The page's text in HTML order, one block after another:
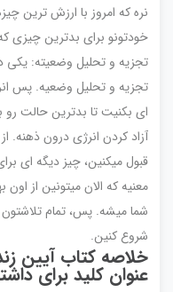
نره که امروز با ارزش ترین
خودتونو برای بدترین چیزی که
تجزیه و تحلیل وضعیته: یکی
تجزیه و تحلیل وضعیه. پس
ای بکنیت تا بدترین حالت
آزاد کردن انرژی درون ذهنه.
قبول میکنین، چیز دیگه ای
معنیه که الان میتونین از
شما میشه. پس، تمام تلاشتون
شروع کنین.
خلاصه کتاب آیین
عنوان کلید برای